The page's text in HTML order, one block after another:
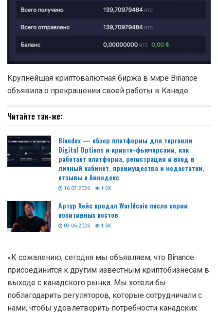
Крупнейшая криптовалютная биржа в мире Binance
объявила о прекращении своей работы в Канаде.
Читайте так-же:
Binodex — обзор платформы для торговли
Digital Options и крипто-фьючерсами, как
работает платформа, регистрация и вход в
личный кабинет, преимущества и недостатки,
отзывы о бинодекс
16.07.2026 1.5K
Артур Хейс продал Worldcoin после серии
позитивных постов
09.06.2026 1.6K
«К сожалению, сегодня мы объявляем, что Binance
присоединится к другим известным криптобизнесам в
выходе с канадского рынка. Мы хотели бы
поблагодарить регуляторов, которые сотрудничали с
нами, чтобы удовлетворить потребности канадских